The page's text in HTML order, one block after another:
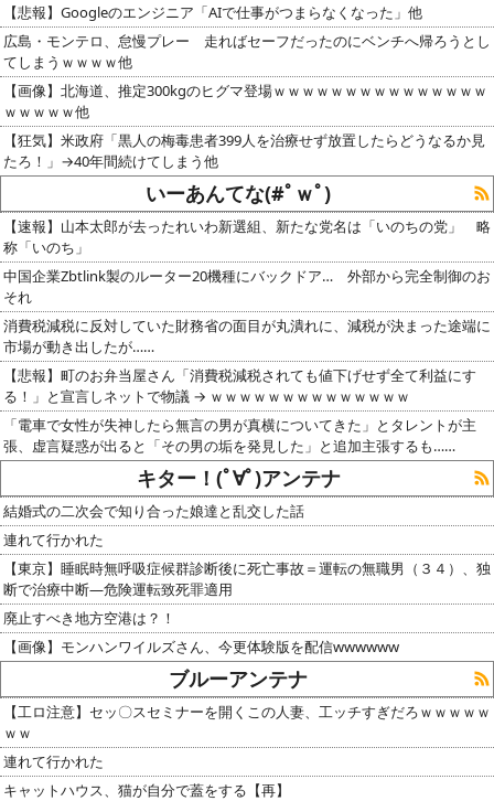
【悲報】Googleのエンジニア「AIで仕事がつまらなくなった」他
広島・モンテロ、怠慢プレー 走ればセーフだったのにベンチへ帰ろうとし
てしまうｗｗｗｗ他
【画像】北海道、推定300kgのヒグマ登場ｗｗｗｗｗｗｗｗｗｗｗｗｗｗｗ
ｗｗｗｗｗ他
【狂気】米政府「黒人の梅毒患者399人を治療せず放置したらどうなるか見
たろ！」→40年間続けてしまう他
いーあんてな(#ﾟｗﾟ)
【速報】山本太郎が去ったれいわ新選組、新たな党名は「いのちの党」 略
称「いのち」
中国企業Zbtlink製のルーター20機種にバックドア… 外部から完全制御のお
それ
消費税減税に反対していた財務省の面目が丸潰れに、減税が決まった途端に
市場が動き出したが……
【悲報】町のお弁当屋さん「消費税減税されても値下げせず全て利益にす
る！」と宣言しネットで物議 → ｗｗｗｗｗｗｗｗｗｗｗｗｗｗ
「電車で女性が失神したら無言の男が真横についてきた」とタレントが主
張、虚言疑惑が出ると「その男の垢を発見した」と追加主張するも……
キター！(ﾟ∀ﾟ)アンテナ
結婚式の二次会で知り合った娘達と乱交した話
連れて行かれた
【東京】睡眠時無呼吸症候群診断後に死亡事故＝運転の無職男（３４）、独
断で治療中断―危険運転致死罪適用
廃止すべき地方空港は？！
【画像】モンハンワイルズさん、今更体験版を配信wwwwww
ブルーアンテナ
【工ロ注意】セッ〇スセミナーを開くこの人妻、工ッチすぎだろｗｗｗｗｗ
ｗｗ
連れて行かれた
キャットハウス、猫が自分で蓋をする【再】